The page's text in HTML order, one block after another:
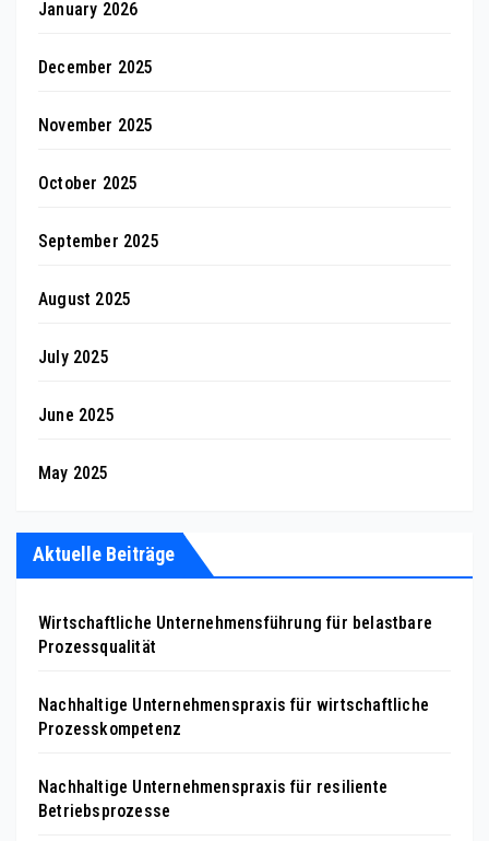
January 2026
December 2025
November 2025
October 2025
September 2025
August 2025
July 2025
June 2025
May 2025
Aktuelle Beiträge
Wirtschaftliche Unternehmensführung für belastbare
Prozessqualität
Nachhaltige Unternehmenspraxis für wirtschaftliche
Prozesskompetenz
Nachhaltige Unternehmenspraxis für resiliente
Betriebsprozesse